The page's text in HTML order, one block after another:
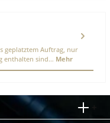
geplatztem Auftrag, nur
enthalten sind… Mehr